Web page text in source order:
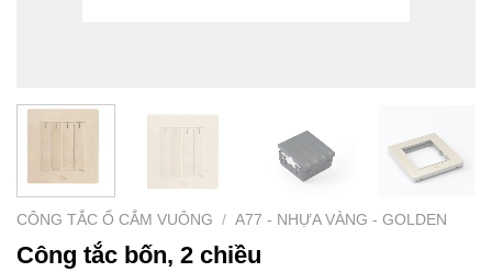
CÔNG TẮC Ổ CẮM VUÔNG / A77 - NHỰA VÀNG - GOLDEN
Công tắc bốn, 2 chiều